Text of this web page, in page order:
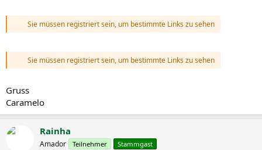
Sie müssen registriert sein, um bestimmte Links zu sehen
Sie müssen registriert sein, um bestimmte Links zu sehen
Gruss
Caramelo
Rainha
Amador Teilnehmer Stammgast